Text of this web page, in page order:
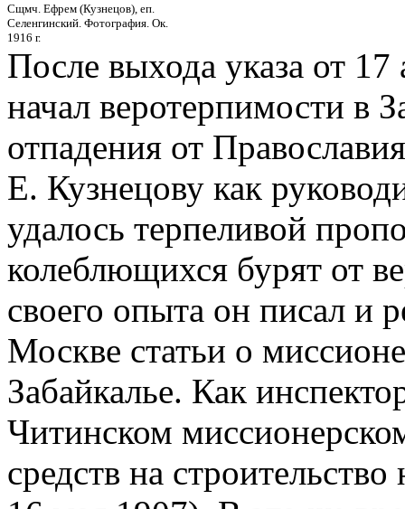
Сщмч. Ефрем (Кузнецов), еп.
Селенгинский. Фотография. Ок.
1916 г.
После выхода указа от
начал веротерпимости в
отпадения от
Е. Кузнецову как
удалось терпеливой
колеблющихся бурят от
своего опыта он писал и
Москве статьи о
Забайкалье. Как
Читинском
средств на